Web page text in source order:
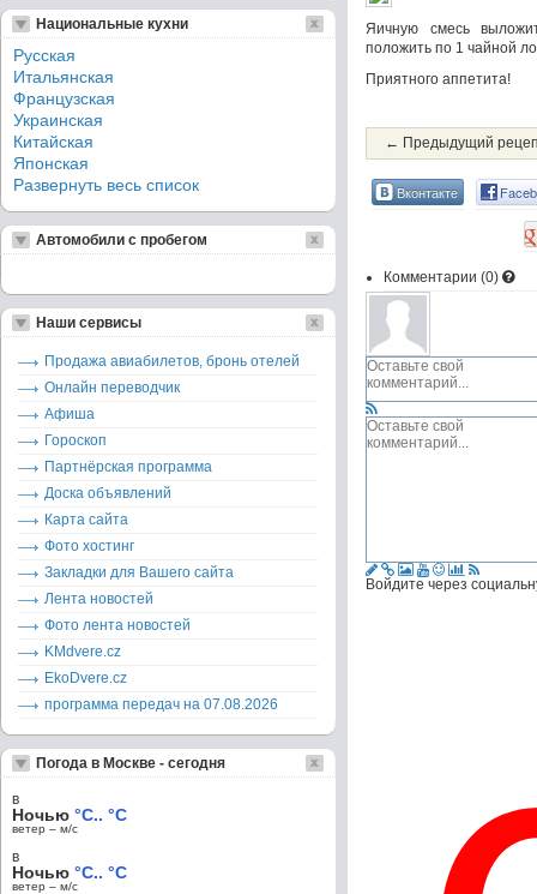
Яичную смесь
положить по 1 чайной
Приятного аппетита!
← Предыдущий
Вконтакте
Комментарии (0)
Войдите через
Национальные кухни
Русская
Итальянская
Французская
Украинская
Китайская
Японская
Развернуть весь список
Автомобили с пробегом
Наши сервисы
Продажа авиабилетов, бронь отелей
Онлайн переводчик
Афиша
Гороскоп
Партнёрская программа
Доска объявлений
Карта сайта
Фото хостинг
Закладки для Вашего сайта
Лента новостей
Фото лента новостей
KMdvere.cz
EkoDvere.cz
программа передач на 07.08.2026
Погода в Москве - сегодня
в
Ночью °C.. °C
ветер – м/c
в
Ночью °C.. °C
ветер – м/c